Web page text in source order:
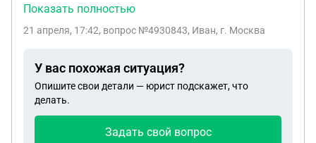
так как я приехал в другой город подписывать
психиатра можно что то сделать?
Показать полностью
21 апреля, 17:42, вопрос №4930843, Иван, г. Москва
У вас похожая ситуация?
Опишите свои детали — юрист подскажет, что
делать.
Задать свой вопрос